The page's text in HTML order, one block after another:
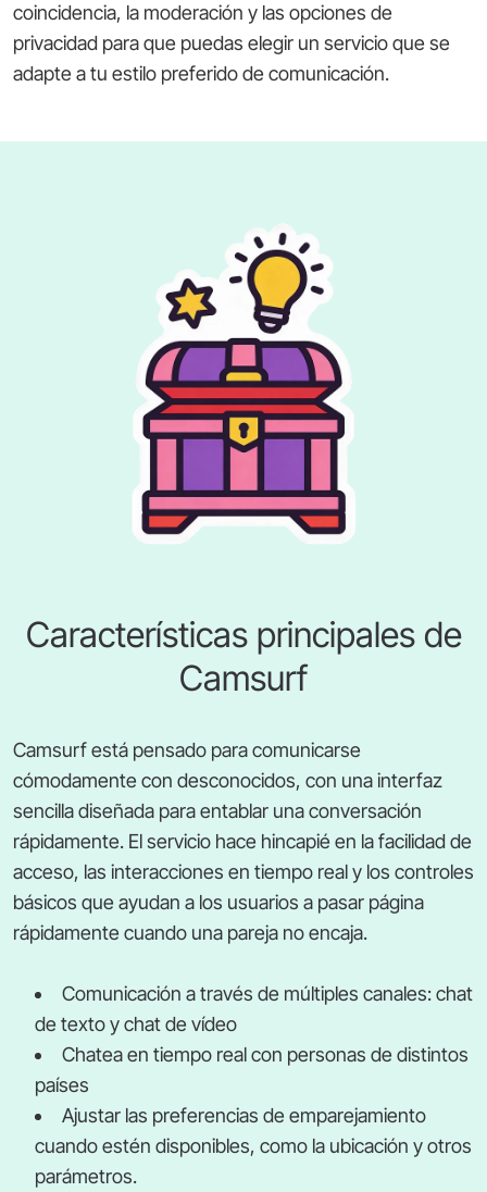
coincidencia, la moderación y las opciones de
privacidad para que puedas elegir un servicio que se
adapte a tu estilo preferido de comunicación.
Características principales de
Camsurf
Camsurf está pensado para comunicarse
cómodamente con desconocidos, con una interfaz
sencilla diseñada para entablar una conversación
rápidamente. El servicio hace hincapié en la facilidad de
acceso, las interacciones en tiempo real y los controles
básicos que ayudan a los usuarios a pasar página
rápidamente cuando una pareja no encaja.
Comunicación a través de múltiples canales: chat
de texto y chat de vídeo
Chatea en tiempo real con personas de distintos
países
Ajustar las preferencias de emparejamiento
cuando estén disponibles, como la ubicación y otros
parámetros.